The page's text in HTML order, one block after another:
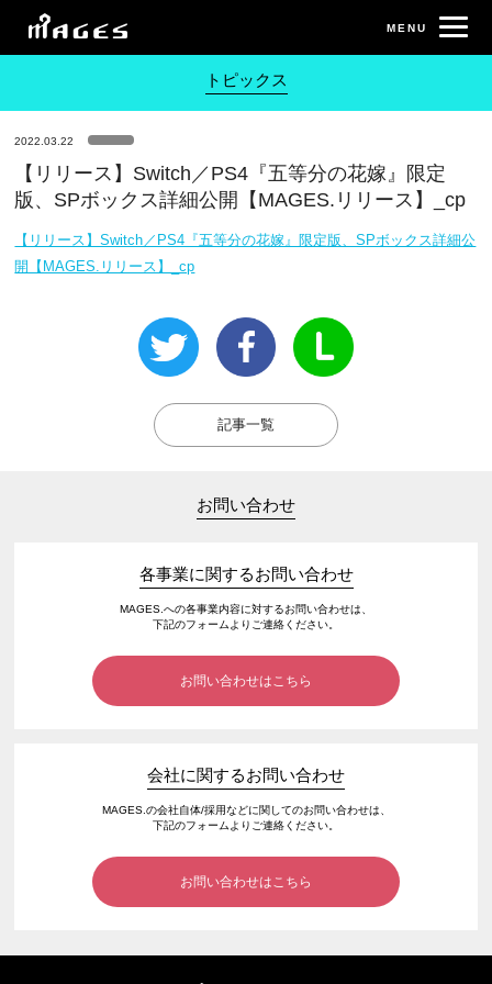
トピックス
2022.03.22
【リリース】Switch／PS4『五等分の花嫁』限定
版、SPボックス詳細公開【MAGES.リリース】_cp
【リリース】Switch／PS4『五等分の花嫁』限定版、SPボックス詳細公
開【MAGES.リリース】_cp
記事一覧
お問い合わせ
各事業に関するお問い合わせ
MAGES.への各事業内容に対するお問い合わせは、
下記のフォームよりご連絡ください。
お問い合わせはこちら
会社に関するお問い合わせ
MAGES.の会社自体/採用などに関してのお問い合わせは、
下記のフォームよりご連絡ください。
お問い合わせはこちら